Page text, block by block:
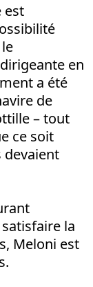
est
en
a été
de
– tout
ce soit
devaient
la
Meloni est